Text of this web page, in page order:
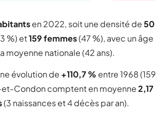
en 2022, soit une densité de50
%) et159 femmes(47 %), avec un âge
moyenne nationale (42 ans).
évolution de +110,7 % entre 1968 (159
Condon comptent en moyenne2,17
(3 naissances et 4 décès par an).